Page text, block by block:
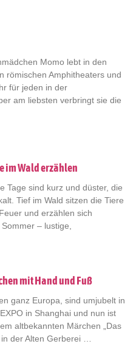
Momo lebt in den
römischen Amphitheaters und
für jeden in der
am liebsten verbringt sie die
im Wald erzählen
Tage sind kurz und düster, die
Tief im Wald sitzen die Tiere
und erzählen sich
– lustige,
mit Hand und Fuß
ganz Europa, sind umjubelt in
in Shanghai und nun ist
altbekannten Märchen „Das
der Alten Gerberei …